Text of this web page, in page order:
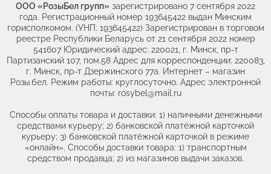
ООО «РозыБел групп» зарегистрировано 7 сентября 2022
года. Регистрационный номер 193645422 выдан Минским
горисполкомом. (УНП: 193645422) Зарегистрирован в торговом
реестре Республики Беларусь от 21 сентября 2022 номер
541607 Юридический адрес: 220021, г. Минск, пр-т
Партизанский 107, пом.58 Адрес для корреспонденции: 220083,
г. Минск, пр-т Дзержинского 77а. Интернет – магазин
Розы.бел. Режим работы: круглосуточно. Адрес электронной
почты: rosybel@mail.ru
Способы оплаты товара и доставки: 1) наличными денежными
средствами курьеру; 2) банковской платёжной карточкой
курьеру; 3) банковской платёжной карточкой в режиме
«онлайн». Способы доставки товара: 1) транспортным
средством продавца; 2) из магазинов выдачи заказов.